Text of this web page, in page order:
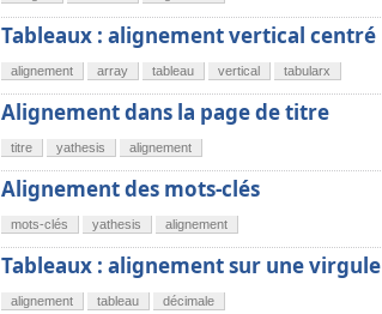
Tableaux : alignement vertical centré
alignement array tableau vertical tabularx
Alignement dans la page de titre
titre yathesis alignement
Alignement des mots-clés
mots-clés yathesis alignement
Tableaux : alignement sur une virgule
alignement tableau décimale